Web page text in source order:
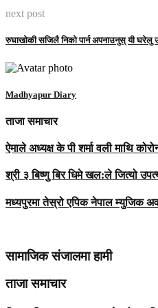
next post
रुघाखोकी सजिलै निको पार्न अपनाउनुस् यी घरेलु
Madhyapur Diary
ताजा समाचार
ऐमाले अध्यक्ष के पी शर्मा वली माथि
श्री ३ बिष्णु बिर धिमे खल:ले जित्यो
मध्यपुरमा तेस्रो एपिक नेपाल म्युजिक
सामाजिक संजालमा हामी
ताजा समाचार